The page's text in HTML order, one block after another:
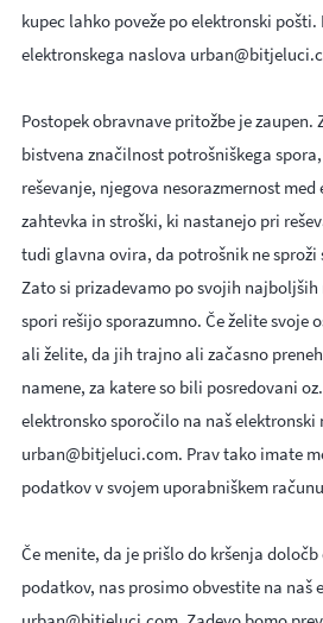
kupec lahko poveže po elektronski pošti.
elektronskega naslova
Postopek obravnave pritožbe je zaupen.
bistvena značilnost potrošniškega
reševanje, njegova nesorazmernost
zahtevka in stroški, ki nastanejo pri
tudi glavna ovira, da potrošnik ne sproži
Zato si prizadevamo po svojih
spori rešijo sporazumno. Če želite svoje
ali želite, da jih trajno ali začasno
namene, za katere so bili posredovani
elektronsko sporočilo na naš elektronski
urban@bitjeluci.com. Prav tako imate
podatkov v svojem uporabniškem
Če menite, da je prišlo do kršenja
podatkov, nas prosimo obvestite na naš